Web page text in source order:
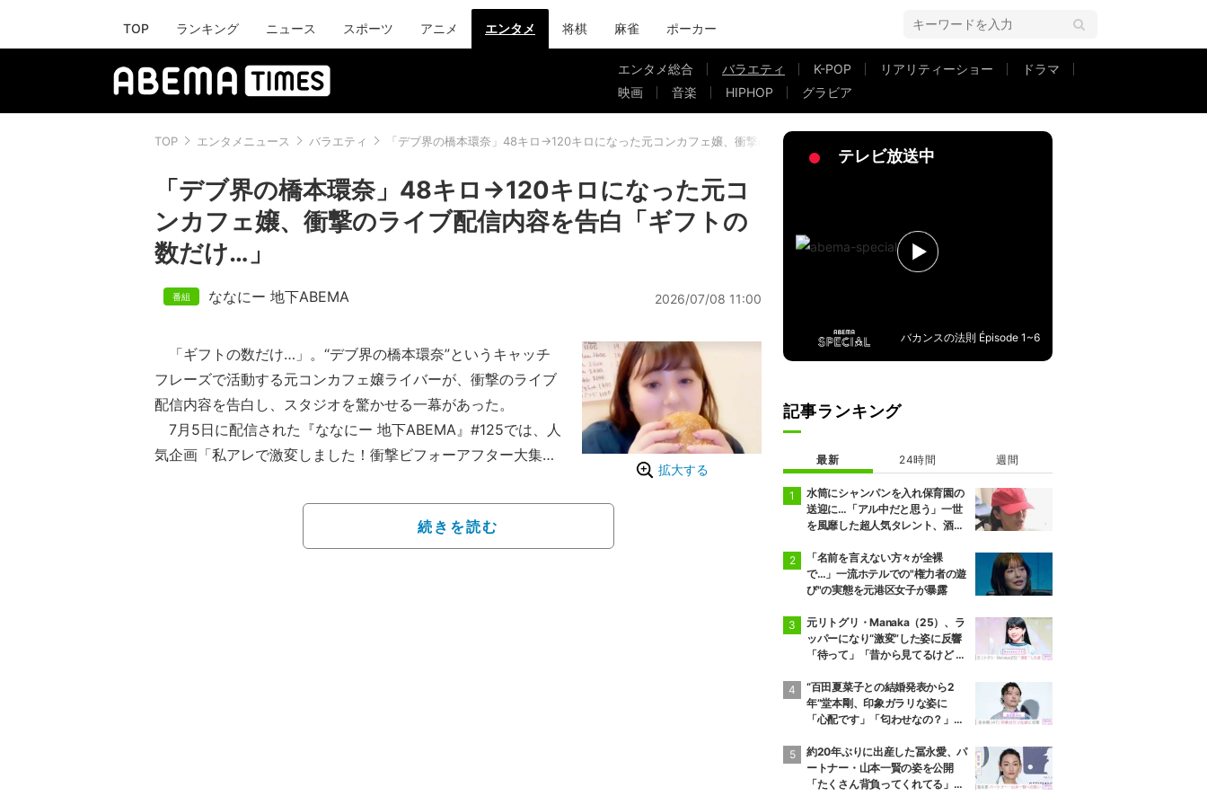
TOP ランキング ニュース スポーツ アニメ エンタメ 将棋 麻雀 ポーカー
エンタメ総合 バラエティ K-POP リアリティーショー
ドラマ
映画
音楽 HIPHOP グラビア
TOP エンタメニュース バラエティ 「デブ界の橋本環奈」48キロ→120キロになった元コンカフェ嬢、衝撃のライブ配信内容を告白「ギフトの数だけ…」
「デブ界の橋本環奈」48キロ→120キロになった元コ
ンカフェ嬢、衝撃のライブ配信内容を告白「ギフトの
数だけ…」
ななにー 地下ABEMA 2026/07/08 11:00
拡大する
「ギフトの数だけ…」。“デブ界の橋本環奈”というキャッチ
フレーズで活動する元コンカフェ嬢ライバーが、衝撃のライブ
配信内容を告白し、スタジオを驚かせる一幕があった。
7月5日に配信された『ななにー 地下ABEMA』#125では、人
気企画「私アレで激変しました！衝撃ビフォーアフター大集合
が大好きで体重48kgから120kgまでプラス72kgしてしまった
えみっくす。ビッグに激変してしまった元コンカフェ嬢だ。
続きを読む
テレビ放送中
バカンスの法則 Épisode 1~6
記事ランキング
最新 24時間 週間
水筒にシャンパンを入れ保育園の
送迎に…「アル中だと思う」一世
を風靡した超人気タレント、酒漬
「名前を言えない方々が全裸
で…」一流ホテルでの"権力者の遊
び"の実態を元港区女子が暴露
元リトグリ・Manaka（25）、ラ
ッパーになり“激変”した姿に反響
「待って」「昔から見てるけど 最
“百田夏菜子との結婚発表から2
年”堂本剛、印象ガラリな姿に
「心配です」「匂わせなの？」な
約20年ぶりに出産した冨永愛、パ
ートナー・山本一賢の姿を公開
「たくさん背負ってくれてる」感